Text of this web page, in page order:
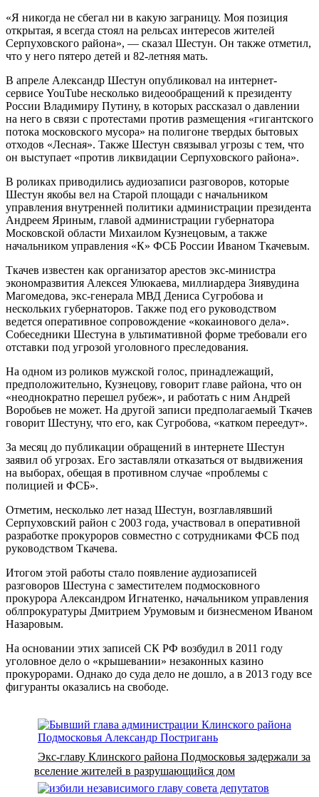
«Я никогда не сбегал ни в какую заграницу. Моя позиция
открытая, я всегда стоял на рельсах интересов жителей
Серпуховского района», — сказал Шестун. Он также отметил,
что у него пятеро детей и 82-летняя мать.
В апреле Александр Шестун опубликовал на интернет-
сервисе YouTube несколько видеообращений к президенту
России Владимиру Путину, в которых рассказал о давлении
на него в связи с протестами против размещения «гигантского
потока московского мусора» на полигоне твердых бытовых
отходов «Лесная». Также Шестун связывал угрозы с тем, что
он выступает «против ликвидации Серпуховского района».
В роликах приводились аудиозаписи разговоров, которые
Шестун якобы вел на Старой площади с начальником
управления внутренней политики администрации президента
Андреем Яриным, главой администрации губернатора
Московской области Михаилом Кузнецовым, а также
начальником управления «К» ФСБ России Иваном Ткачевым.
Ткачев известен как организатор арестов экс-министра
экономразвития Алексея Улюкаева, миллиардера Зиявудина
Магомедова, экс-генерала МВД Дениса Сугробова и
нескольких губернаторов. Также под его руководством
ведется оперативное сопровождение «кокаинового дела».
Собеседники Шестуна в ультимативной форме требовали его
отставки под угрозой уголовного преследования.
На одном из роликов мужской голос, принадлежащий,
предположительно, Кузнецову, говорит главе района, что он
«неоднократно перешел рубеж», и работать с ним Андрей
Воробьев не может. На другой записи предполагаемый Ткачев
говорит Шестуну, что его, как Сугробова, «катком переедут».
За месяц до публикации обращений в интернете Шестун
заявил об угрозах. Его заставляли отказаться от выдвижения
на выборах, обещая в противном случае «проблемы с
полицией и ФСБ».
Отметим, несколько лет назад Шестун, возглавлявший
Серпуховский район с 2003 года, участвовал в оперативной
разработке прокуроров совместно с сотрудниками ФСБ под
руководством Ткачева.
Итогом этой работы стало появление аудиозаписей
разговоров Шестуна с заместителем подмосковного
прокурора Александром Игнатенко, начальником управления
облпрокуратуры Дмитрием Урумовым и бизнесменом Иваном
Назаровым.
На основании этих записей СК РФ возбудил в 2011 году
уголовное дело о «крышевании» незаконных казино
прокурорами. Однако до суда дело не дошло, а в 2013 году все
фигуранты оказались на свободе.
Экс-главу Клинского района Подмосковья задержали за
вселение жителей в разрушающийся дом